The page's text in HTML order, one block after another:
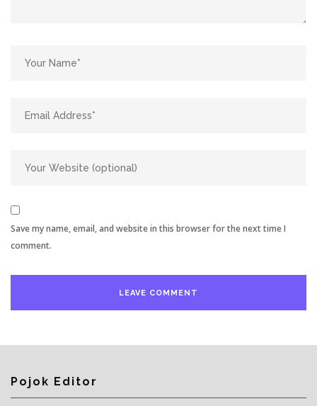
Save my name, email, and website in this browser for the next time I
comment.
Pojok Editor